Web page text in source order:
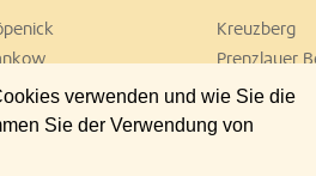
verwenden und wie Sie die
Sie der Verwendung von
Kreuzberg
Prenzlauer
Tiergarten
Zehlendorf